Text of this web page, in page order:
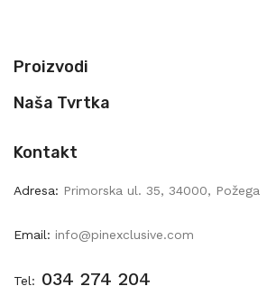
Proizvodi
Naša Tvrtka
Kontakt
Adresa: Primorska ul. 35, 34000, Požega
Email: info@pinexclusive.com
Tel: 034 274 204